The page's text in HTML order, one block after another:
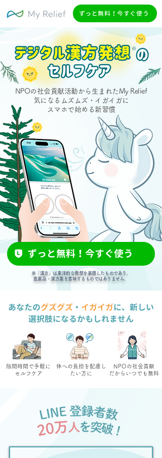
ずっと無料！今すぐ使う
NPOの社会貢献活動から生まれたMy Relief
気になるムズムズ・イガイガに
スマホで始める新習慣
ずっと無料！今すぐ使う
※「漢方」は東洋的な発想を表現したものであり、
医薬品・漢方薬を意味するものではありません。
あなたのグズグズ ・ イガイガに、新しい
選択肢になるかもしれません
隙間時間で手軽に
セルフケア
体への負担を配慮し
たい方に
NPOの社会貢献
だからいつでも無料